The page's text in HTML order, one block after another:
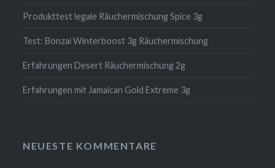
Produkttest legale Räuchermischung Spice 3g
Test: Bonzai Winterboost 3g Räuchermischung
Erfahrungen Desert Räuchermischung 2g
Erfahrungen mit Jamaican Gold Extreme 3g
NEUESTE KOMMENTARE